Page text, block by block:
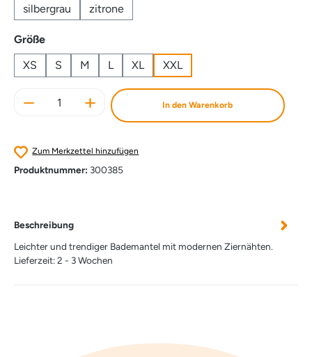
silbergrau
zitrone
Größeauswählen
XS
S M L XL XXL
Produkt Anzahl: Gib den gewünschten
In den Warenkorb
Zum Merkzettel hinzufügen
Produktnummer: 300385
Beschreibung
Leichter und trendiger Bademantel mit modernen Ziernähten.
Lieferzeit: 2 - 3 Wochen